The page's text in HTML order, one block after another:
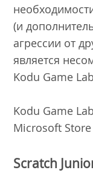
(и
агрессии от
является
Kodu Game
Kodu Game
Microsoft Store
Scratch